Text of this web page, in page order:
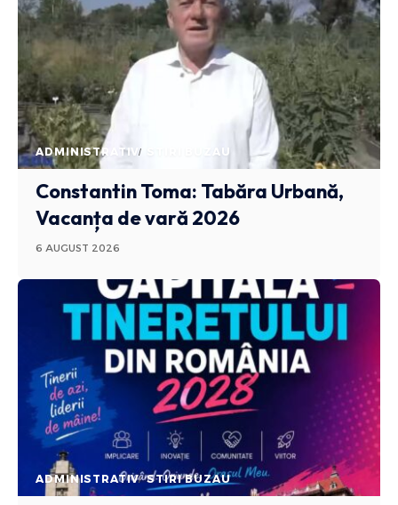
ADMINISTRATIV STIRI BUZAU
Constantin Toma: Tabăra Urbană,
Vacanța de vară 2026
6 AUGUST 2026
ADMINISTRATIV STIRI BUZAU